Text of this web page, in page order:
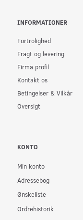
INFORMATIONER
Fortrolighed
Fragt og levering
Firma profil
Kontakt os
Betingelser & Vilkår
Oversigt
KONTO
Min konto
Adressebog
Ønskeliste
Ordrehistorik